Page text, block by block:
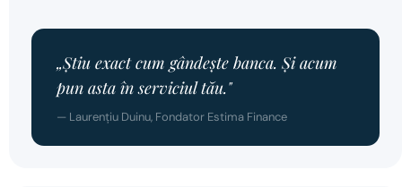
„Știu exact cum gândește banca. Și acum
pun asta în serviciul tău."
— Laurențiu Duinu, Fondator Estima Finance